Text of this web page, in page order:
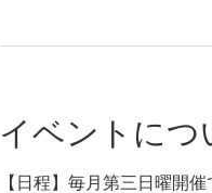
イベントにつ
【日程】毎月第三日曜開